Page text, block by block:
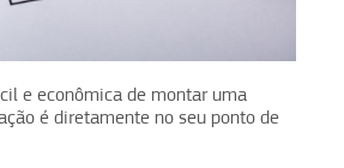
e econômica de montar uma
é diretamente no seu ponto de